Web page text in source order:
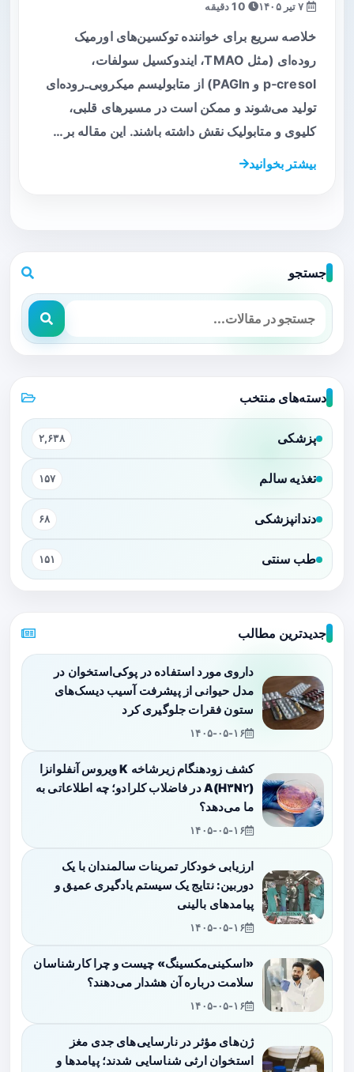
خلاصه سریع برای خواننده توکسین‌های اورمیک
روده‌ای (مثل TMAO، ایندوکسیل سولفات،
p‑cresol و PAGln) از متابولیسم میکروبی‌ـ‌روده‌ای
تولید می‌شوند و ممکن است در مسیرهای قلبی،
کلیوی و متابولیک نقش داشته باشند. این مقاله بر…
بیشتر بخوانید
جستجو
دسته‌های منتخب
پزشکی ۲,۶۳۸
تغذیه سالم ۱۵۷
دندانپزشکی ۶۸
طب سنتی ۱۵۱
جدیدترین مطالب
داروی مورد استفاده در پوکی‌استخوان در
مدل حیوانی از پیشرفت آسیب دیسک‌های
ستون فقرات جلوگیری کرد
۱۴۰۵-۰۵-۱۶
کشف زودهنگام زیرشاخه K ویروس آنفلوانزا
A(H۳N۲) در فاضلاب کلرادو؛ چه اطلاعاتی به
ما می‌دهد؟
۱۴۰۵-۰۵-۱۶
ارزیابی خودکار تمرینات سالمندان با یک
دوربین: نتایج یک سیستم یادگیری عمیق و
پیامدهای بالینی
۱۴۰۵-۰۵-۱۶
«اسکینی‌مکسینگ» چیست و چرا کارشناسان
سلامت درباره آن هشدار می‌دهند؟
۱۴۰۵-۰۵-۱۶
ژن‌های مؤثر در نارسایی‌های جدی مغز
استخوان ارثی شناسایی شدند؛ پیامدها و